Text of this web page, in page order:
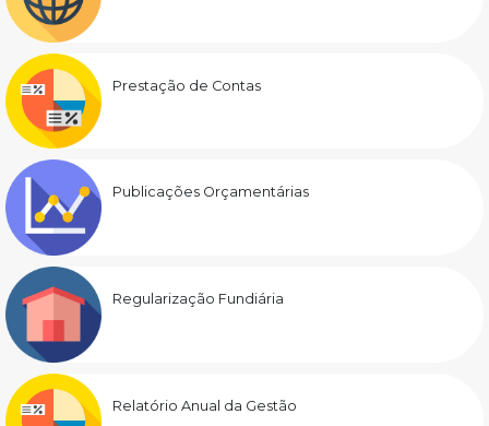
Prestação de Contas
Publicações Orçamentárias
Regularização Fundiária
Relatório Anual da Gestão